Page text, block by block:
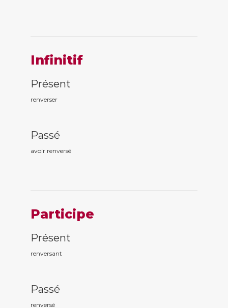
Infinitif
Présent
renverser
Passé
avoir renversé
Participe
Présent
renversant
Passé
renversé